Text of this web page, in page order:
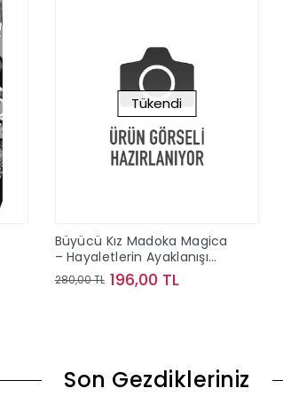
Tükendi
Büyücü Kız Madoka Magica
– Hayaletlerin Ayaklanışı
Cilt 1
280,00 TL 196,00 TL
Son Gezdikleriniz